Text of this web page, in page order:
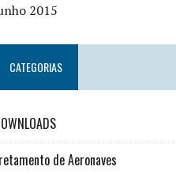
2015
CATEGORIAS
de Aeronaves